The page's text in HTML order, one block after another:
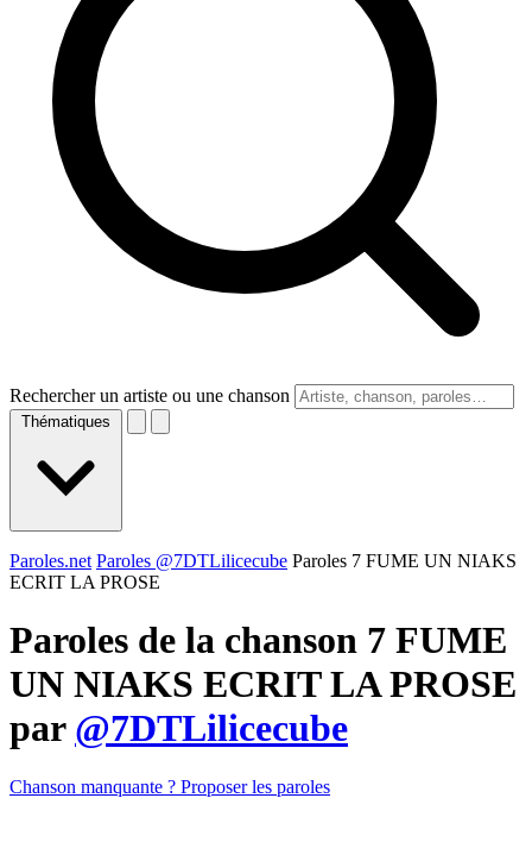
Rechercher un artiste ou une chanson
Thématiques
Paroles.net Paroles @7DTLilicecube Paroles 7 FUME UN NIAKS
ECRIT LA PROSE
Paroles de la chanson 7 FUME
UN NIAKS ECRIT LA PROSE
par @7DTLilicecube
Chanson manquante ? Proposer les paroles